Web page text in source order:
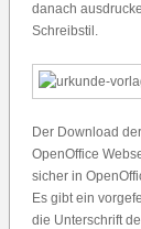
danach
Schreibstil.
Der Download
OpenOffice
sicher in
Es gibt ein
die Unterschrift